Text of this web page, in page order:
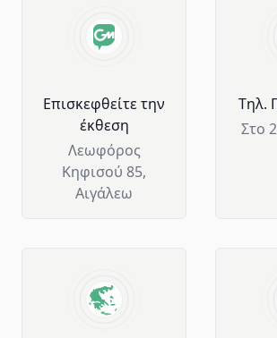
Επισκεφθείτε την
έκθεση
Λεωφόρος
Κηφισού 85,
Αιγάλεω
Tηλ.
Στο